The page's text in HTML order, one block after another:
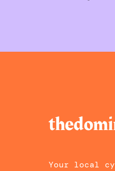
Your local